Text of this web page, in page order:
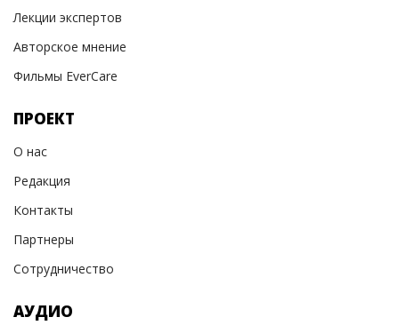
Лекции экспертов
Авторское мнение
Фильмы EverCare
ПРОЕКТ
О нас
Редакция
Контакты
Партнеры
Сотрудничество
АУДИО